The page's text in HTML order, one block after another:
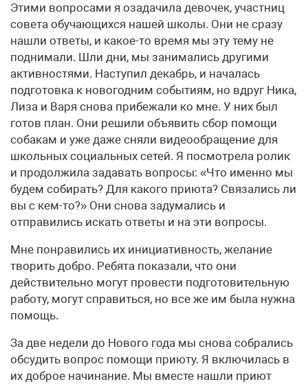
Этими вопросами я озадачила девочек, участниц
совета обучающихся нашей школы. Они не сразу
нашли ответы, и какое-то время мы эту тему не
поднимали. Шли дни, мы занимались другими
активностями. Наступил декабрь, и началась
подготовка к новогодним событиям, но вдруг Ника,
Лиза и Варя снова прибежали ко мне. У них был
готов план. Они решили объявить сбор помощи
собакам и уже даже сняли видеообращение для
школьных социальных сетей. Я посмотрела ролик
и продолжила задавать вопросы: «Что именно мы
будем собирать? Для какого приюта? Связались ли
вы с кем-то?» Они снова задумались и
отправились искать ответы и на эти вопросы.
Мне понравились их инициативность, желание
творить добро. Ребята показали, что они
действительно могут провести подготовительную
работу, могут справиться, но все же им была нужна
помощь.
За две недели до Нового года мы снова собрались
обсудить вопрос помощи приюту. Я включилась в
их доброе начинание. Мы вместе нашли приют